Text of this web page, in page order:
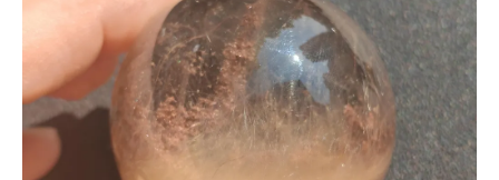
通常の鑑賞とは異なる表情をお楽しみいただけます。
▼ライト付き台座（別売り）はこちら
https://www.dtsupplier.jp/?mode=srh&sort=n&cid=&keyword=US
B%BC%B0
■ 商品ポイントまとめ